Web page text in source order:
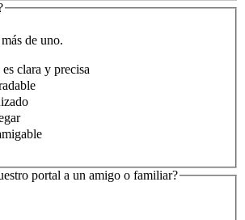
de uno.
clara y precisa
portal a un amigo o familiar?